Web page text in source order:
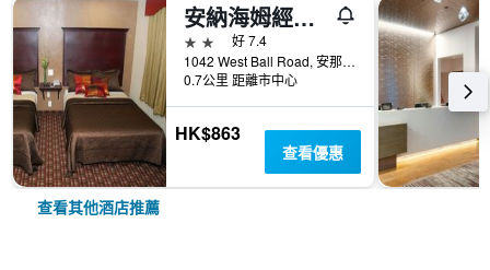
安納海姆經濟旅館- 靠近迪士尼樂園
2星級
好 7.4
1042 West Ball Road, 安那翰, CA, 美國
0.7公里 距離市中心
HK$863
查看優惠
查看其他酒店推薦